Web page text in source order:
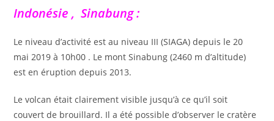
Indonésie , Sinabung :
Le niveau d’activité est au niveau III (SIAGA) depuis le 20
mai 2019 à 10h00 . Le mont Sinabung (2460 m d’altitude)
est en éruption depuis 2013.
Le volcan était clairement visible jusqu’à ce qu’il soit
couvert de brouillard. Il a été possible d’observer le cratère